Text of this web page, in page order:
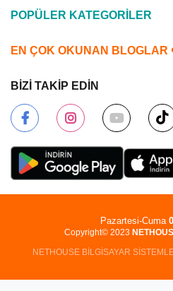
POPÜLER KATEGORİLER
EN ÇOK OKUNAN
BİZİ TAKİP EDİN
Copyright© 2023
NETHOUSE BİLGİSAYAR
Pazartesi-Cuma